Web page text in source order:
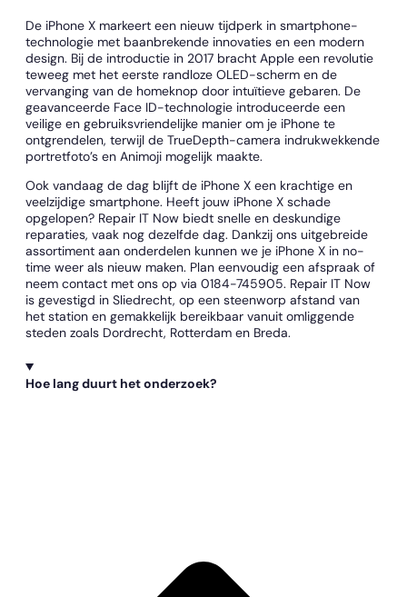
De iPhone X markeert een nieuw tijdperk in smartphone-
technologie met baanbrekende innovaties en een modern
design. Bij de introductie in 2017 bracht Apple een revolutie
teweeg met het eerste randloze OLED-scherm en de
vervanging van de homeknop door intuïtieve gebaren. De
geavanceerde Face ID-technologie introduceerde een
veilige en gebruiksvriendelijke manier om je iPhone te
ontgrendelen, terwijl de TrueDepth-camera indrukwekkende
portretfoto’s en Animoji mogelijk maakte.
Ook vandaag de dag blijft de iPhone X een krachtige en
veelzijdige smartphone. Heeft jouw iPhone X schade
opgelopen? Repair IT Now biedt snelle en deskundige
reparaties, vaak nog dezelfde dag. Dankzij ons uitgebreide
assortiment aan onderdelen kunnen we je iPhone X in no-
time weer als nieuw maken. Plan eenvoudig een afspraak of
neem contact met ons op via 0184-745905. Repair IT Now
is gevestigd in Sliedrecht, op een steenworp afstand van
het station en gemakkelijk bereikbaar vanuit omliggende
steden zoals Dordrecht, Rotterdam en Breda.
Hoe lang duurt het onderzoek?